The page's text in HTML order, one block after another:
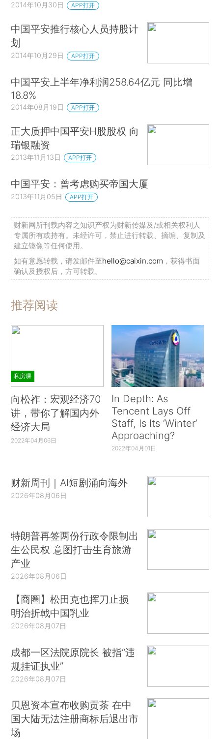
2014年10月30日 APP打开
中国平安推行核心人员持股计
划
2014年10月29日 APP打开
中国平安上半年净利润258.64亿元 同比增
18.8%
2014年08月19日 APP打开
正大质押中国平安H股股权 向
瑞银融资
2013年11月13日 APP打开
中国平安：曾考虑购买帝国大厦
2013年11月05日 APP打开
财新网所刊载内容之知识产权为财新传媒及/或相关权利人
专属所有或持有。未经许可，禁止进行转载、摘编、复制及
建立镜像等任何使用。
如有意愿转载，请发邮件至hello@caixin.com ，获得书面
确认及授权后，方可转载。
推荐阅读
私房课
向松祚：宏观经济70
讲，带你了解国内外
经济大局
2022年04月06日
In Depth: As
Tencent Lays Off
Staff, Is Its ‘Winter’
Approaching?
2022年04月01日
财新周刊｜AI短剧涌向海外
2026年08月06日
特朗普再签两份行政令限制出
生公民权 意图打击生育旅游
产业
2026年08月06日
【商圈】松田克也挥刀止损
明治折戟中国乳业
2026年08月07日
成都一区法院原院长 被指“违
规挂证执业”
2026年08月07日
贝恩资本宣布收购贡茶 在中
国大陆无法注册商标后退出市
场